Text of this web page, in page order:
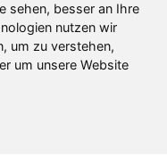
sehen, besser an Ihre
nutzen wir
um zu verstehen,
um unsere Website